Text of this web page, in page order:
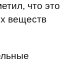
что это
веществ